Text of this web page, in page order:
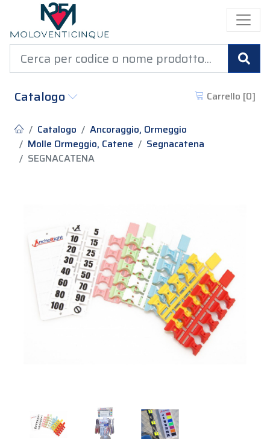
Catalogo
Carrello [0]
Catalogo
Ancoraggio, Ormeggio
Molle Ormeggio, Catene
Segnacatena
SEGNACATENA